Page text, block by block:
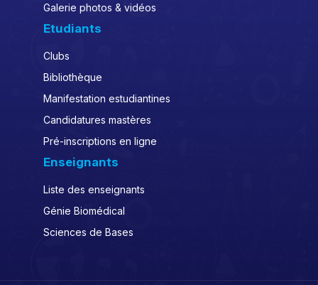
Galerie photos & vidéos
Etudiants
Clubs
Bibliothèque
Manifestation estudiantines
Candidatures mastères
Pré-inscriptions en ligne
Enseignants
Liste des enseignants
Génie Biomédical
Sciences de Bases